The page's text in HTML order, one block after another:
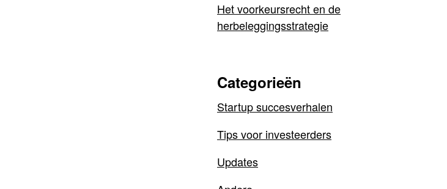
Het voorkeursrecht en de
herbeleggingsstrategie
Categorieën
Startup succesverhalen
Tips voor investeerders
Updates